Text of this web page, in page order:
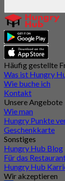
Häufig gestellte
Was ist Hungry
Wie buche ich
Kontakt
Unsere Angebote
Wie man
Hungry Punkte
Geschenkkarte
Sonstiges
Hungry Hub Blog
Für das
Hungry Hub
Wir akzeptieren